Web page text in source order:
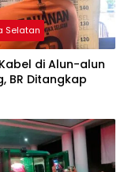
Selatan
di Alun-alun
BR Ditangkap